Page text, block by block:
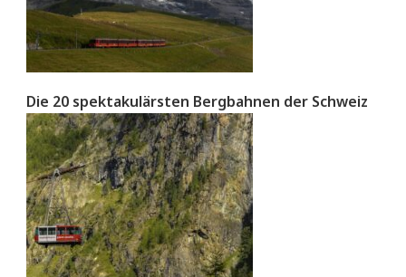
Die 20 spektakulärsten Bergbahnen der Schweiz